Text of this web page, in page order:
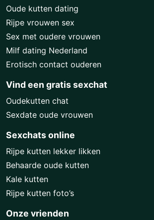
Oude kutten dating
Rijpe vrouwen sex
Sex met oudere vrouwen
Milf dating Nederland
Erotisch contact ouderen
Vind een gratis sexchat
Oudekutten chat
Sexdate oude vrouwen
Sexchats online
Rijpe kutten lekker likken
Behaarde oude kutten
Kale kutten
Rijpe kutten foto’s
Onze vrienden